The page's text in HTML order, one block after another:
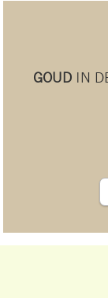
GOUD IN